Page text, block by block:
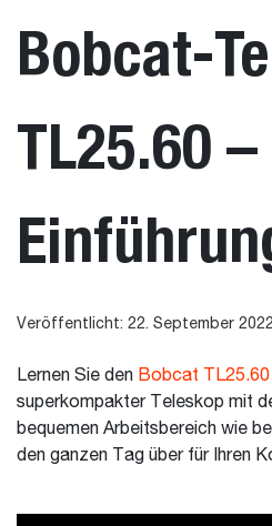
Bobcat-
TL25.60 –
Veröffentlicht: 22. September 2022
Lernen Sie den Bobcat TL25.60
superkompakter Teleskop mit
bequemen Arbeitsbereich wie
den ganzen Tag über für Ihren